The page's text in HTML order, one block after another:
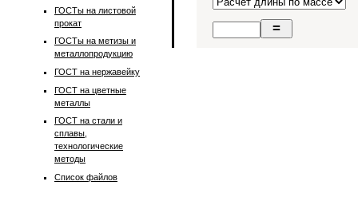
ГОСТы на листовой
прокат
ГОСТы на метизы и
металлопродукцию
ГОСТ на нержавейку
ГОСТ на цветные
металлы
ГОСТ на стали и
сплавы,
технологические
методы
Список файлов